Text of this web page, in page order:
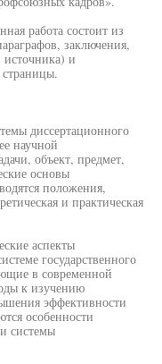
работа состоит из
заключения,
источника) и
диссертационного
научной
объект, предмет,
основы
положения,
и практическая
аспекты
государственного
в современной
к изучению
эффективности
особенности
системы